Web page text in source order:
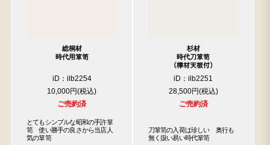
総桐材
時代用箪笥
iD：ilb2254
10,000円
ご売約済
とてもシンプルな昭和の手許箪
笥　使い勝手の良さから当店人
気の箪笥
杉材
時代刀箪笥
（﨔材天板付）
iD：ilb2251
28,500円
ご売約済
刀箪笥の入荷は珍しい　奥行も
無く扱い易い時代箪笥